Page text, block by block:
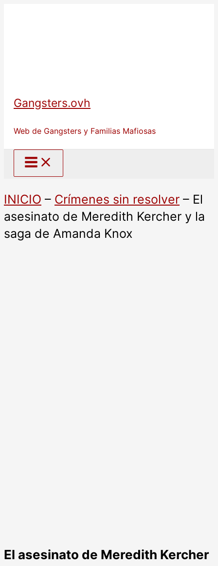
Gangsters.ovh
Web de Gangsters y Familias Mafiosas
INICIO – Crímenes sin resolver – El
asesinato de Meredith Kercher y la
saga de Amanda Knox
El asesinato de Meredith Kercher